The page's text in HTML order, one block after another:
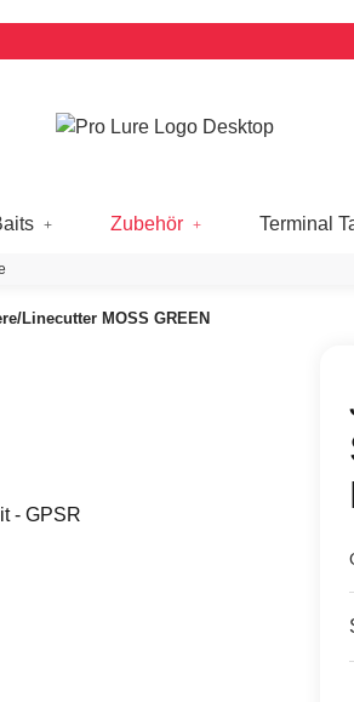
Zubehör Terminal
Linecutter MOSS GREEN
- GPSR